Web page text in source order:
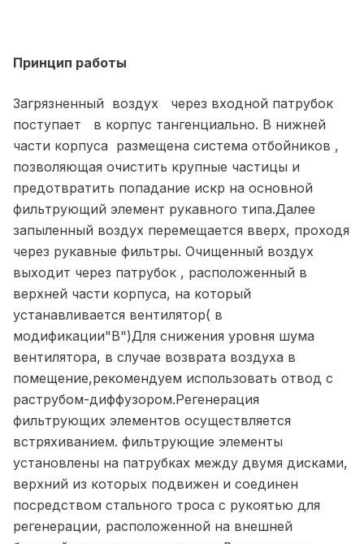
Принцип работы
Загрязненный воздух через входной патрубок
поступает в корпус тангенциально. В нижней
части корпуса размещена система отбойников ,
позволяющая очистить крупные частицы и
предотвратить попадание искр на основной
фильтрующий элемент рукавного типа.Далее
запыленный воздух перемещается вверх, проходя
через рукавные фильтры. Очищенный воздух
выходит через патрубок , расположенный в
верхней части корпуса, на который
устанавливается вентилятор( в
модификации"В")Для снижения уровня шума
вентилятора, в случае возврата воздуха в
помещение,рекомендуем использовать отвод с
раструбом-диффузором.Регенерация
фильтрующих элементов осуществляется
встряхиванием. фильтрующие элементы
установлены на патрубках между двумя дисками,
верхний из которых подвижен и соединен
посредством стального троса с рукоятью для
регенерации, расположенной на внешней